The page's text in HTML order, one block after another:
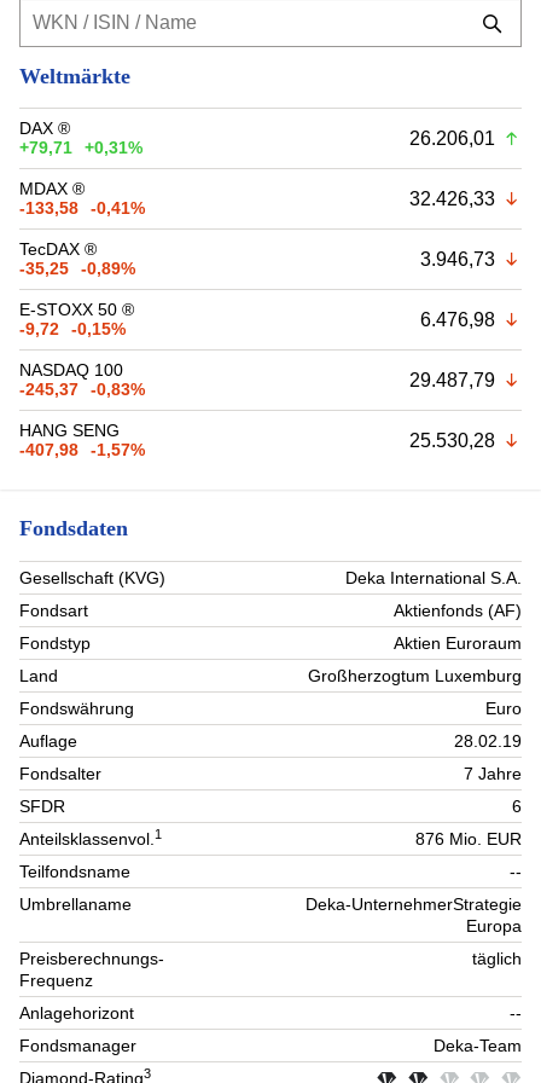
Weltmärkte
DAX ®
+79,71
+0,31% 26.206,01
MDAX ®
-133,58
-0,41% 32.426,33
TecDAX ®
-35,25
-0,89% 3.946,73
E-STOXX 50 ®
-9,72
-0,15% 6.476,98
NASDAQ 100
-245,37
-0,83% 29.487,79
HANG SENG
-407,98
-1,57% 25.530,28
Fondsdaten
Gesellschaft (KVG)
Deka International S.A.
Fondsart
Aktienfonds (AF)
Fondstyp
Aktien Euroraum
Land
Großherzogtum Luxemburg
Fondswährung
Euro
Auflage
28.02.19
Fondsalter
7 Jahre
SFDR
6
Anteilsklassenvol.1
876 Mio. EUR
Teilfondsname
--
Umbrellaname
Deka-UnternehmerStrategie
Europa
Preisberechnungs-
Frequenz
täglich
Anlagehorizont
--
Fondsmanager
Deka-Team
Diamond-Rating3